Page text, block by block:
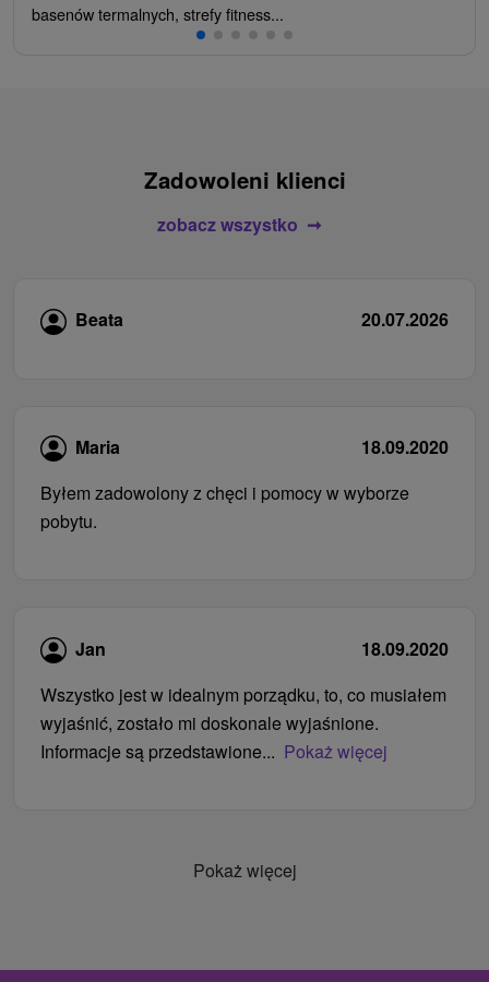
basenów termalnych, strefy fitness...
Zadowoleni klienci
zobacz wszystko
Beata 20.07.2026
Maria
18.09.2020
Byłem zadowolony z chęci i pomocy w wyborze
pobytu.
Jan
18.09.2020
Wszystko jest w idealnym porządku, to, co musiałem
wyjaśnić, zostało mi doskonale wyjaśnione.
Informacje są przedstawione... Pokaż więcej
Pokaż więcej